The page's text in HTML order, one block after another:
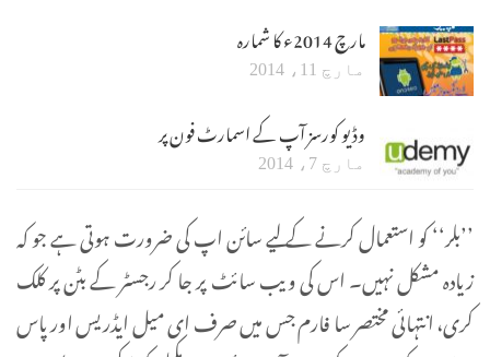
مارچ 2014ء کا شمارہ
مارچ 11، 2014
وڈیو کورسز آپ کے اسمارٹ فون پر
مارچ 7، 2014
’’بلر‘‘ کو استعمال کرنے کے لیے سائن اپ کی ضرورت ہوتی ہے جو کہ
زیادہ مشکل نہیں۔ اس کی ویب سائٹ پر جا کر رجسٹر کے بٹن پر کلک
کری، انتہائی مختصر سا فارم جس میں صرف ای میل ایڈریس اور پاس